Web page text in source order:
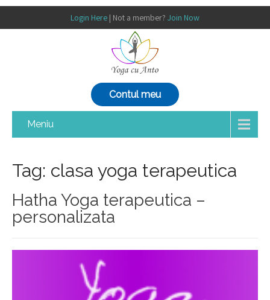
Login Here | Not a member? Join Now
Contul meu
Meniu
Tag: clasa yoga terapeutica
Hatha Yoga terapeutica –
personalizata